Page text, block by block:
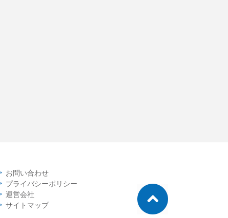
お問い合わせ
プライバシーポリシー
運営会社
サイトマップ